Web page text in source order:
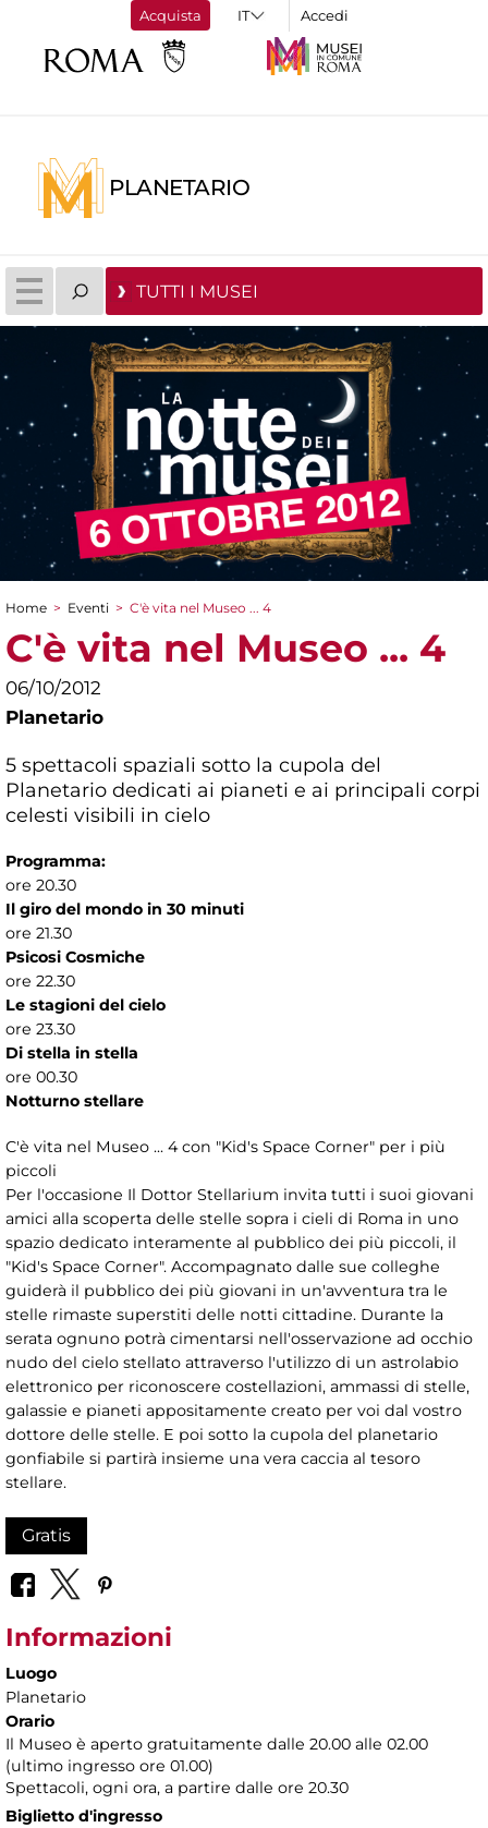
Acquista Accedi
PLANETARIO
TUTTI I MUSEI
Tu sei qui
Home > Eventi > C'è vita nel Museo ... 4
C'è vita nel Museo ... 4
06/10/2012
Planetario
5 spettacoli spaziali sotto la cupola del
Planetario dedicati ai pianeti e ai principali corpi
celesti visibili in cielo
Programma:
ore 20.30
Il giro del mondo in 30 minuti
ore 21.30
Psicosi Cosmiche
ore 22.30
Le stagioni del cielo
ore 23.30
Di stella in stella
ore 00.30
Notturno stellare
C'è vita nel Museo ... 4 con "Kid's Space Corner" per i più
piccoli
Per l'occasione Il Dottor Stellarium invita tutti i suoi giovani
amici alla scoperta delle stelle sopra i cieli di Roma in uno
spazio dedicato interamente al pubblico dei più piccoli, il
"Kid's Space Corner". Accompagnato dalle sue colleghe
guiderà il pubblico dei più giovani in un'avventura tra le
stelle rimaste superstiti delle notti cittadine. Durante la
serata ognuno potrà cimentarsi nell'osservazione ad occhio
nudo del cielo stellato attraverso l'utilizzo di un astrolabio
elettronico per riconoscere costellazioni, ammassi di stelle,
galassie e pianeti appositamente creato per voi dal vostro
dottore delle stelle. E poi sotto la cupola del planetario
gonfiabile si partirà insieme una vera caccia al tesoro
stellare.
Gratis
Informazioni
Luogo
Planetario
Orario
Il Museo è aperto gratuitamente dalle 20.00 alle 02.00
(ultimo ingresso ore 01.00)
Spettacoli, ogni ora, a partire dalle ore 20.30
Biglietto d'ingresso